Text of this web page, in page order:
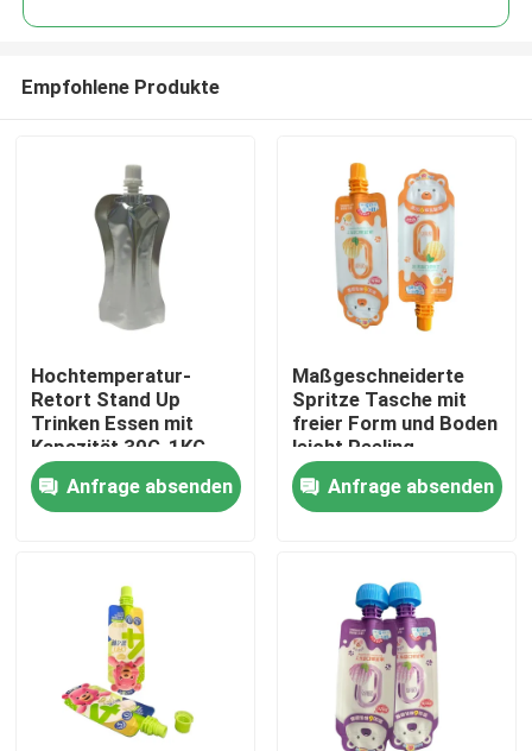
Haus
Produkte
Fabrik-Ausflug
Qualitätskontrolle
Empfohlene Produkte
Hochtemperatur-
Retort Stand Up
Trinken Essen mit
Kapazität 30G-1KG
angepasst
Anfrage absenden
Maßgeschneiderte
Spritze Tasche mit
freier Form und Boden
leicht Peeling
Anfrage absenden